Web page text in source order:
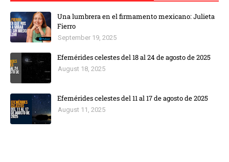
Una lumbrera en el firmamento mexicano: Julieta
Fierro
September 19, 2025
Efemérides celestes del 18 al 24 de agosto de 2025
August 18, 2025
Efemérides celestes del 11 al 17 de agosto de 2025
August 11, 2025